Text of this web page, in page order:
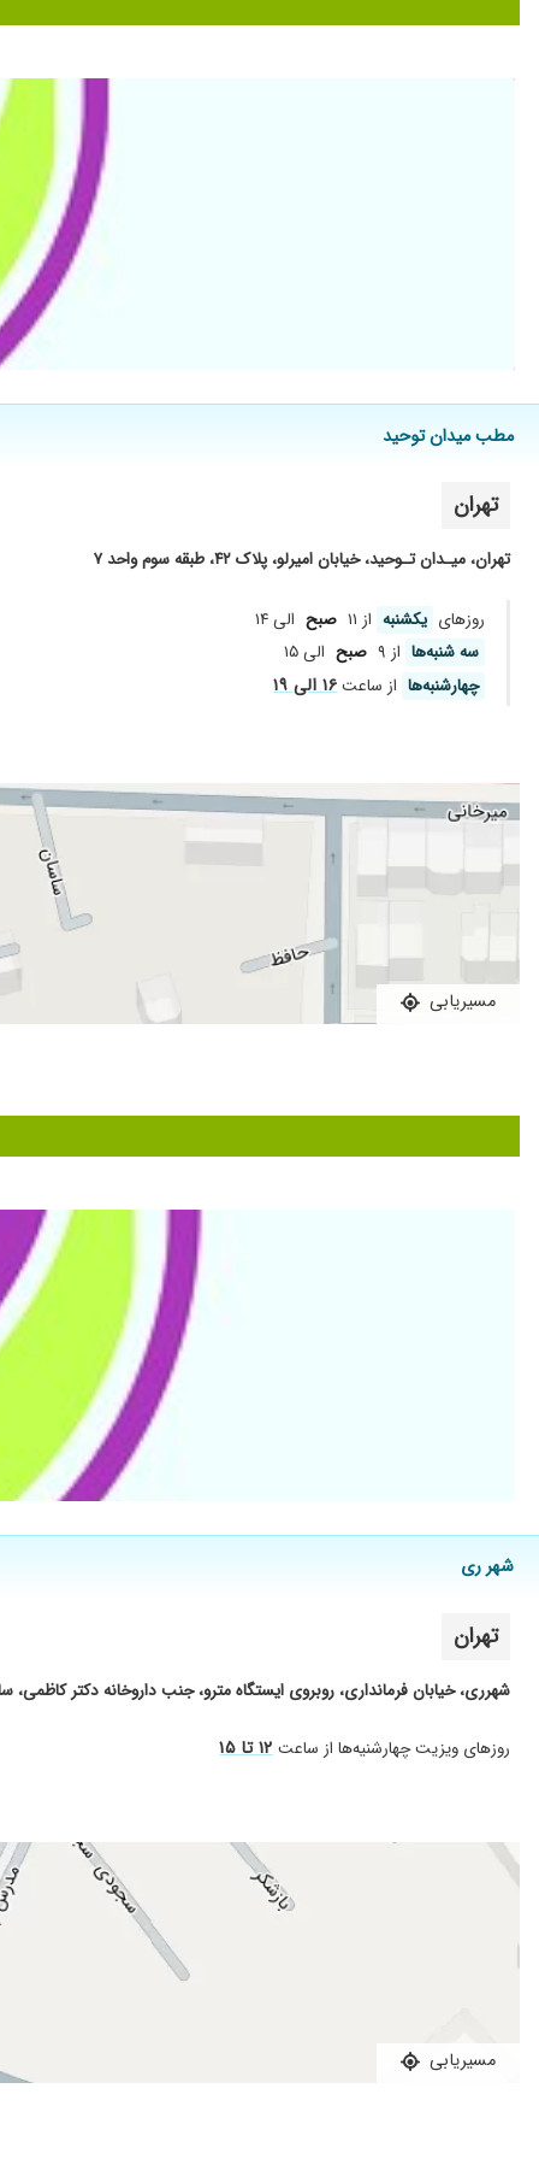
دخترم بیرون روی داشت با یه نسخه خوب شد. خیلی مهربون هم
بسیار باحوصله و خوش اخلاق هستن،تشخیص و درمان هم نتیجه
دکتر خوبی هستن پسرم یک سال یبوست داشت و ترس از مدفوع
خیلی دکتر خوب وبامحبت هستن وتشخیصشون عالی بود
سلام دخترم ۸ سالش دچار زخم معده و خونریزی
خوب کردن علاوه بر سواد و تبحر ، اخلاق فوق العاده ایشون
پسرمو برده بودم
مطب میدان توحید
تهران
تهران، میـدان تـوحید، خیابان امیرلو، پلاک ۴۲، طبقه سوم واحد ۷
روز‌های یکشنبه از ۱۱ صبح الی ۱۴
سه شنبه‌ها از ۹ صبح الی ۱۵
چهارشنبه‌ها از ساعت۱۶ الی ۱۹
مسیریابی
شهر ری
تهران
شهرری، خیابان فرمانداری، روبروی ایستگاه مترو، جنب داروخانه دکتر
روز‌های ویزیت چهارشنیه‌ها از ساعت۱۲ تا ۱۵
مسیریابی